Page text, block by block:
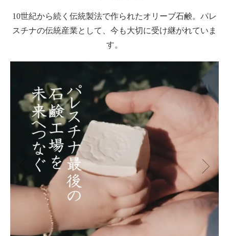
10世紀から続く伝統製法で作られたオリーブ石鹸。パレ
スチナの伝統産業として、今も大切に受け継がれていま
す。